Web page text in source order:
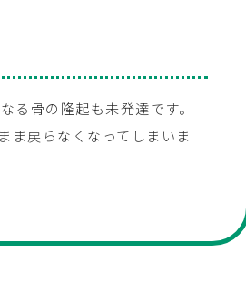
骨の隆起も未発達です。
ま戻らなくなってしまいま